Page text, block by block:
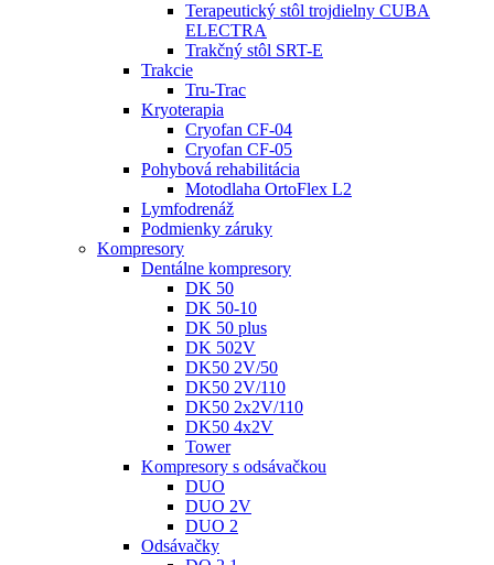
Terapeutický stôl trojdielny CUBA
ELECTRA
Trakčný stôl SRT-E
Trakcie
Tru-Trac
Kryoterapia
Cryofan CF-04
Cryofan CF-05
Pohybová rehabilitácia
Motodlaha OrtoFlex L2
Lymfodrenáž
Podmienky záruky
Kompresory
Dentálne kompresory
DK 50
DK 50-10
DK 50 plus
DK 502V
DK50 2V/50
DK50 2V/110
DK50 2x2V/110
DK50 4x2V
Tower
Kompresory s odsávačkou
DUO
DUO 2V
DUO 2
Odsávačky